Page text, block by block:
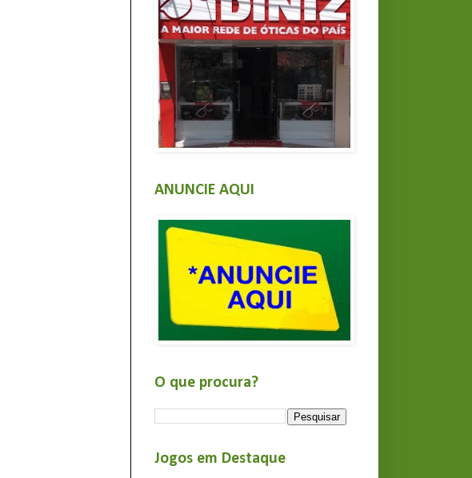
ANUNCIE AQUI
O que procura?
Jogos em Destaque